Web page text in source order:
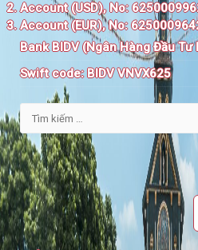
Account (USD), No:
Account (EUR), No:
Bank BIDV (Ngân Hàng Đầu Tư
Swift code:BIDV VNVX625
Tìm
kiếm
cho: